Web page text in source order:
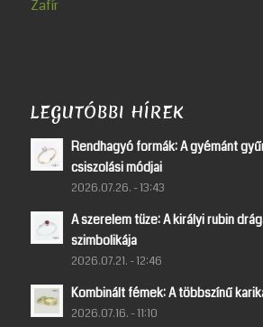
Zafír
LEGUTÓBBI HÍREK
Rendhagyó formák: A gyémánt
csiszolási módjai
2026.07.26. - 13:43
A szerelem tüze: A királyi rubin
szimbolikája
2026.07.21. - 12:46
Kombinált fémek: A többszínű
2026.07.16. - 11:10